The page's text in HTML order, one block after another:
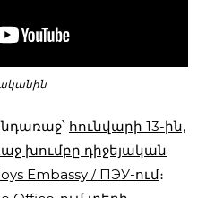
հունվարի 13-ին,
խումբը դիջեյական
Embassy / ПЭУ-ում։